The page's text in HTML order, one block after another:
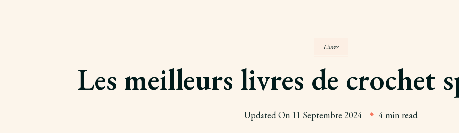
Livres
Les meilleurs livres de crochet
Updated On 11 Septembre 2024 4 min read